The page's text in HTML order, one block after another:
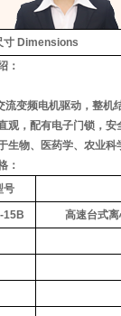
Power
寸 Dimensions
：
流变频电机驱动，整机
观，配有电子门锁，安
生物、医药学、农业科
：
号
15B 高速台式